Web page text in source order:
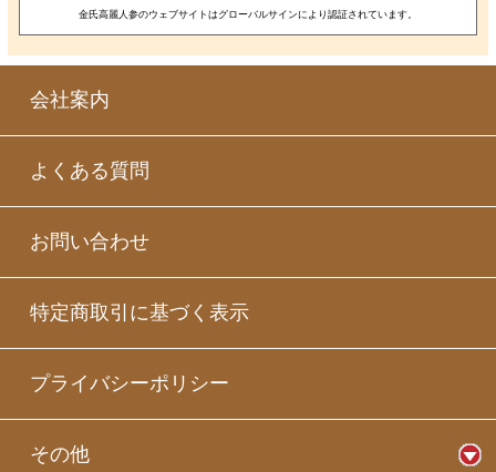
金氏高麗人参のウェブサイトはグローバルサインにより認証されています。
会社案内
よくある質問
お問い合わせ
特定商取引に基づく表示
プライバシーポリシー
その他